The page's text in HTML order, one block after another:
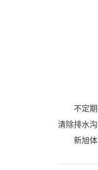
不定
清除排水
新旭